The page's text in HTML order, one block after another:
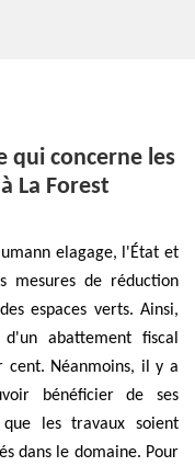
qui concerne les
La Forest
elagage, l'État et
mesures de réduction
espaces verts. Ainsi,
abattement fiscal
cent. Néanmoins, il y a
bénéficier de ses
les travaux soient
dans le domaine. Pour